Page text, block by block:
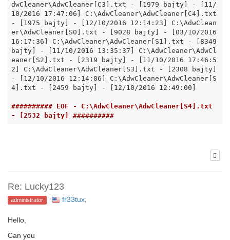
dwCleaner\AdwCleaner[C3].txt - [1979 bajty] - [11/
10/2016 17:47:06] C:\AdwCleaner\AdwCleaner[C4].txt
- [1975 bajty] - [12/10/2016 12:14:23] C:\AdwClean
er\AdwCleaner[S0].txt - [9028 bajty] - [03/10/2016
16:17:36] C:\AdwCleaner\AdwCleaner[S1].txt - [8349
bajty] - [11/10/2016 13:35:37] C:\AdwCleaner\AdwCl
eaner[S2].txt - [2319 bajty] - [11/10/2016 17:46:5
2] C:\AdwCleaner\AdwCleaner[S3].txt - [2308 bajty]
- [12/10/2016 12:14:06] C:\AdwCleaner\AdwCleaner[S
4].txt - [2459 bajty] - [12/10/2016 12:49:00]
########## EOF - C:\AdwCleaner\AdwCleaner[S4].txt
- [2532 bajty] ##########
Re: Lucky123
administrator fr33tux,
Hello,
Can you